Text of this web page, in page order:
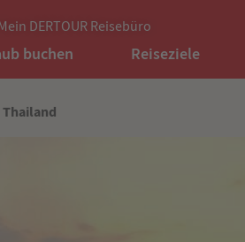
DERTOUR Reisebüro
buchen Reiseziele
Thailand